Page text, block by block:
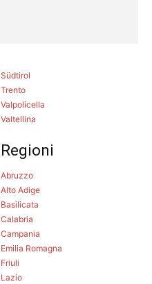
Südtirol
Trento
Valpolicella
Valtellina
Regioni
Abruzzo
Alto Adige
Basilicata
Calabria
Campania
Emilia Romagna
Friuli
Lazio